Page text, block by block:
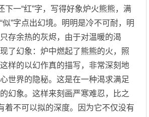
下一“红”字，写得好象炉火熊熊，满
似”字点出幻境。明明是冷不可耐，明
存余热的灰烬，由于对温暖的渴
了幻象：炉中燃起了熊熊的火，照
样的以幻作真的描写，非常深刻地
世界的隐秘。这是在一种渴求满足
幻象。这样来刻画严寒难忍，比之
着不可以拟的深度。因为它不仅没有